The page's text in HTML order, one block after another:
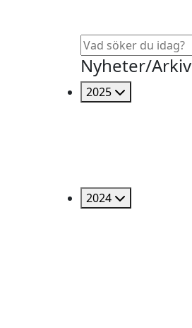
Nyheter/Arkiv
2025
2024